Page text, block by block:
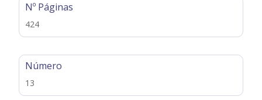
Nº Páginas
424
Número
13